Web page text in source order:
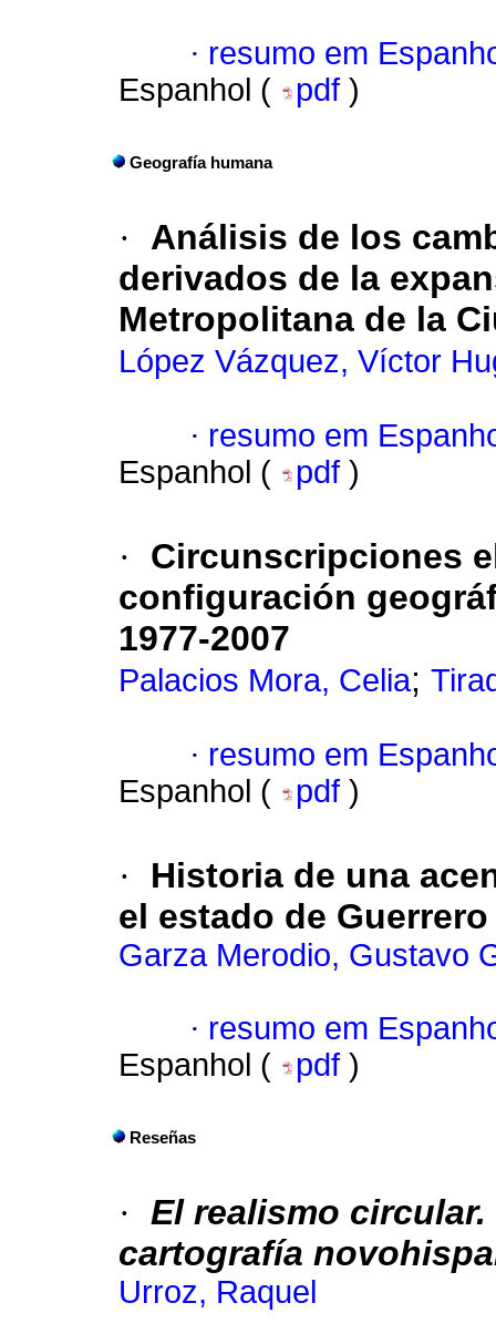
· resumo em
Espanhol (
pdf )
Geografía humana
·
Análisis de los
derivados de la
Metropolitana de la
López Vázquez, Víctor
· resumo em
Espanhol (
pdf )
·
Circunscripciones
configuración
1977-2007
Palacios Mora, Celia;
· resumo em
Espanhol (
pdf )
·
Historia de una
el estado de Guerrero
Garza Merodio, Gustavo
· resumo em
Espanhol (
pdf )
Reseñas
· El realismo
cartografía
Urroz, Raquel